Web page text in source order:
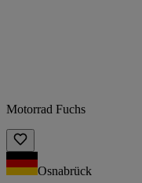
Motorrad Fuchs
Osnabrück